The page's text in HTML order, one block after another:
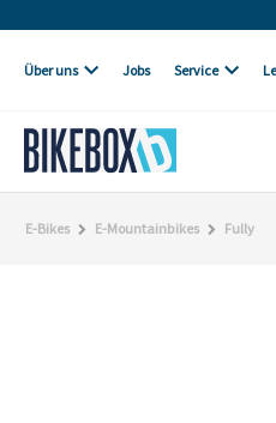
Über uns Jobs Service
E-Bikes E-Mountainbikes Fully